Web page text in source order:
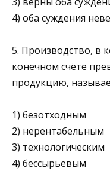
4) оба суждения
5. Производство, в
конечном счёте
продукцию,
1) безотходным
2) нерентабельным
3) технологическим
4) бессырьевым